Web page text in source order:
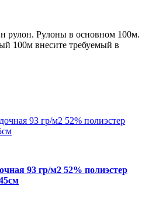
рулон. Рулоны в основном 100м.
100м внесите требуемый в
93 гр/м2 52% полиэстер